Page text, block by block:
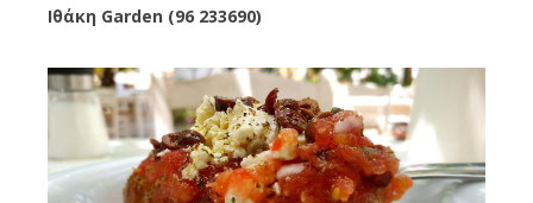
Ιθάκη Garden (96 233690)